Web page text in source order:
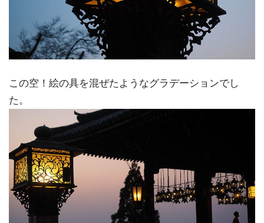
この空！絵の具を混ぜたようなグラデーションでし
た。